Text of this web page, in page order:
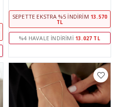
SEPETTE EKSTRA %5 İNDIRIM 13.570
TL
%4 HAVALE İNDIRIMI 13.027 TL